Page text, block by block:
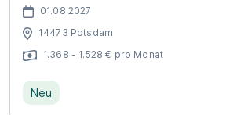
01.08.2027
14473 Potsdam
1.368 - 1.528 € pro Monat
Neu